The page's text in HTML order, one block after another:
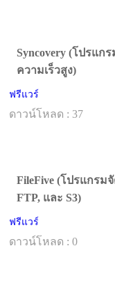
Syncovery (โปรแ
ความเร็วสูง)
ฟรีแวร์
ดาวน์โหลด : 37
FileFive (โปรแกรม
FTP, และ S3)
ฟรีแวร์
ดาวน์โหลด : 0